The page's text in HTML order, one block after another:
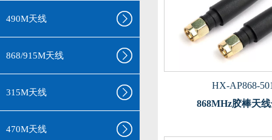
490M天线
868/915M天线
315M天线
470M天线
HX-AP868-
868MHz胶棒天